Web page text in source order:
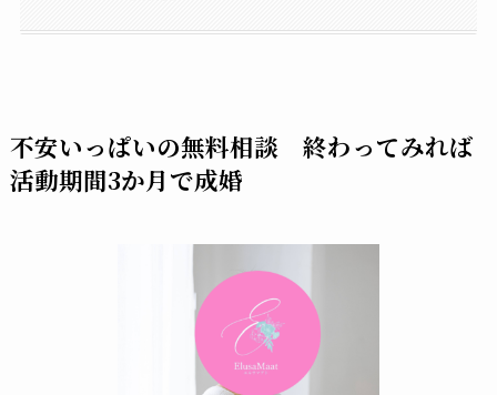
不安いっぱいの無料相談 終わってみれば
活動期間3か月で成婚